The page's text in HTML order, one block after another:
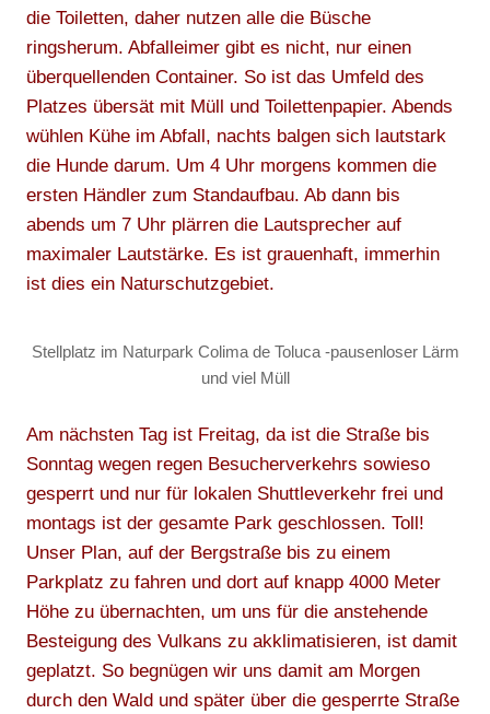
die Toiletten, daher nutzen alle die Büsche
ringsherum. Abfalleimer gibt es nicht, nur einen
überquellenden Container. So ist das Umfeld des
Platzes übersät mit Müll und Toilettenpapier. Abends
wühlen Kühe im Abfall, nachts balgen sich lautstark
die Hunde darum. Um 4 Uhr morgens kommen die
ersten Händler zum Standaufbau. Ab dann bis
abends um 7 Uhr plärren die Lautsprecher auf
maximaler Lautstärke. Es ist grauenhaft, immerhin
ist dies ein Naturschutzgebiet.
Stellplatz im Naturpark Colima de Toluca -pausenloser Lärm
und viel Müll
Am nächsten Tag ist Freitag, da ist die Straße bis
Sonntag wegen regen Besucherverkehrs sowieso
gesperrt und nur für lokalen Shuttleverkehr frei und
montags ist der gesamte Park geschlossen. Toll!
Unser Plan, auf der Bergstraße bis zu einem
Parkplatz zu fahren und dort auf knapp 4000 Meter
Höhe zu übernachten, um uns für die anstehende
Besteigung des Vulkans zu akklimatisieren, ist damit
geplatzt. So begnügen wir uns damit am Morgen
durch den Wald und später über die gesperrte Straße